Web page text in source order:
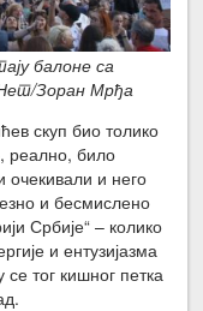
балоне са
Зоран Мрђа
скуп био толико
реално, било
очекивали и него
и бесмислено
Србије“ – колико
и ентузијазма
тог кишног петка